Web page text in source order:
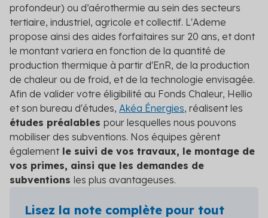
profondeur) ou d’aérothermie au sein des secteurs
tertiaire, industriel, agricole et collectif. L'Ademe
propose ainsi des aides forfaitaires sur 20 ans, et dont
le montant variera en fonction de la quantité de
production thermique à partir d'EnR, de la production
de chaleur ou de froid, et de la technologie envisagée.
Afin de valider votre éligibilité au Fonds Chaleur, Hellio
et son bureau d'études, Akéa Énergies, réalisent les
études préalables pour lesquelles nous pouvons
mobiliser des subventions. Nos équipes gèrent
également le suivi de vos travaux, le montage de
vos primes, ainsi que les demandes de
subventions les plus avantageuses.
Lisez la note complète pour tout